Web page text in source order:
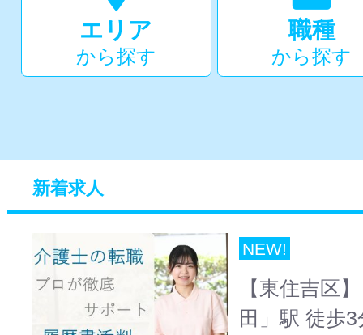
エリア
から探す
職種
から探す
新着求人
NEW!
【東住吉区
田」駅 徒歩